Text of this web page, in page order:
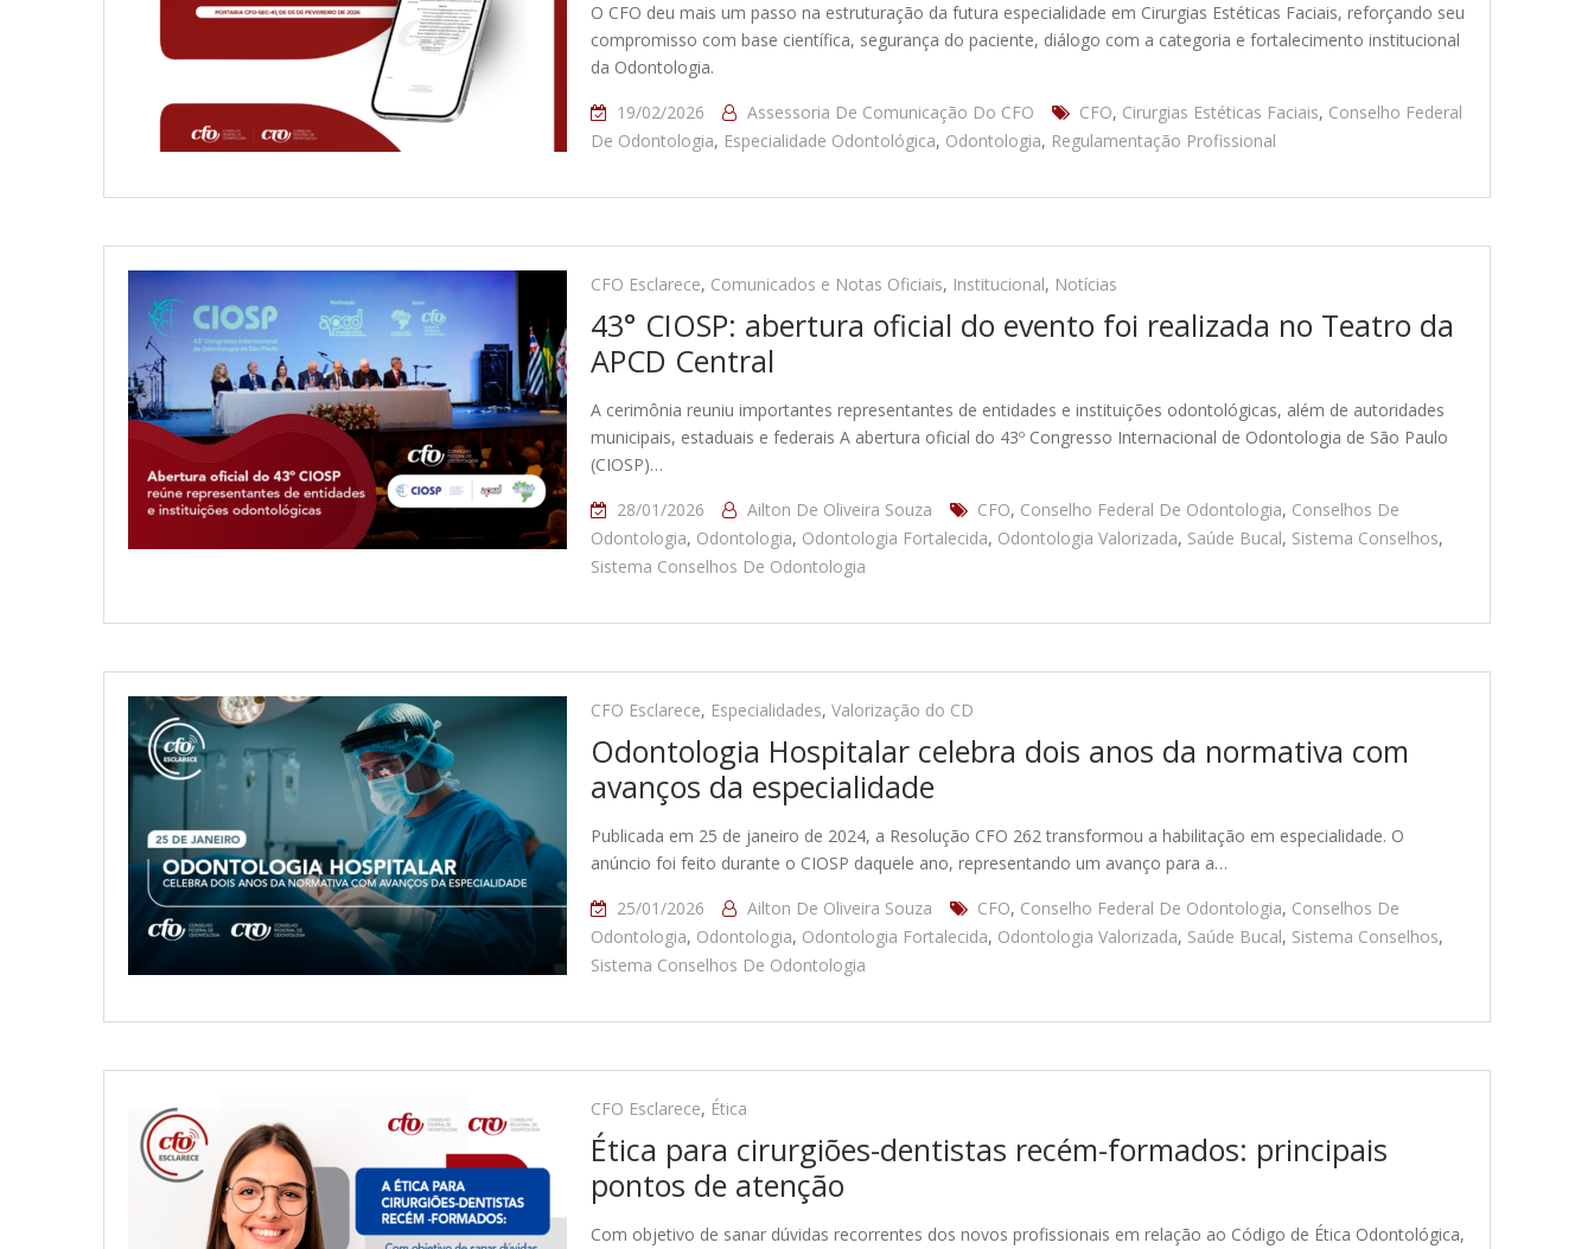
O CFO deu mais um passo na estruturação da futura especialidade em Cirurgias Estéticas Faciais, reforçando seu
compromisso com base científica, segurança do paciente, diálogo com a categoria e fortalecimento institucional
da Odontologia.
19/02/2026
Assessoria De Comunicação Do CFO CFO, Cirurgias Estéticas Faciais, Conselho Federal
De Odontologia, Especialidade Odontológica, Odontologia, Regulamentação Profissional
CFO Esclarece, Comunicados e Notas Oficiais, Institucional, Notícias
43° CIOSP: abertura oficial do evento foi realizada no Teatro da
APCD Central
A cerimônia reuniu importantes representantes de entidades e instituições odontológicas, além de autoridades
municipais, estaduais e federais A abertura oficial do 43º Congresso Internacional de Odontologia de São Paulo
(CIOSP)…
28/01/2026
Ailton De Oliveira Souza CFO, Conselho Federal De Odontologia, Conselhos De
Odontologia, Odontologia, Odontologia Fortalecida, Odontologia Valorizada, Saúde Bucal, Sistema Conselhos,
Sistema Conselhos De Odontologia
CFO Esclarece, Especialidades, Valorização do CD
Odontologia Hospitalar celebra dois anos da normativa com
avanços da especialidade
Publicada em 25 de janeiro de 2024, a Resolução CFO 262 transformou a habilitação em especialidade. O
anúncio foi feito durante o CIOSP daquele ano, representando um avanço para a…
25/01/2026
Ailton De Oliveira Souza CFO, Conselho Federal De Odontologia, Conselhos De
Odontologia, Odontologia, Odontologia Fortalecida, Odontologia Valorizada, Saúde Bucal, Sistema Conselhos,
Sistema Conselhos De Odontologia
CFO Esclarece, Ética
Ética para cirurgiões-dentistas recém-formados: principais
pontos de atenção
Com objetivo de sanar dúvidas recorrentes dos novos profissionais em relação ao Código de Ética Odontológica,